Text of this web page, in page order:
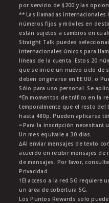
por servicio de $200 y las
** Las llamadas
números fijos y móviles en
están sujetos a cambios en
Straight Talk puedes
internacionales únicos para
líneas de la cuenta. Estos 20
que se inicie un nuevo ciclo de
deben originarse en EE.UU. o
Sólo para uso personal. Se
*En momentos de tráfico en la
temporalmente que el resto del
hasta 480p. Pueden aplicarse
∞Para la inscripción necesitará
Un mes equivale a 30 dias.
∆Al enviar mensajes de texto
acuerdo en recibir mensajes de
de mensajes. Por favor,
Privacidad.
†El acceso a la red 5G requiere
un área de cobertura 5G.
Los Puntos Rewards solo